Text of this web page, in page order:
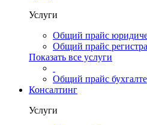
Услуги
Общий прайс
Общий прайс
Показать все услуги
Общий прайс
Консалтинг
Услуги